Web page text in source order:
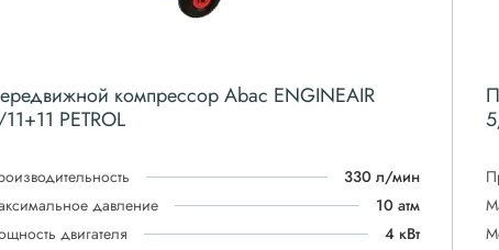
компрессор Abac ENGINEAIR
PETROL
330 л/мин
давление
10 атм
двигателя
4 кВт